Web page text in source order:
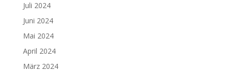
Juli 2024
Juni 2024
Mai 2024
April 2024
März 2024